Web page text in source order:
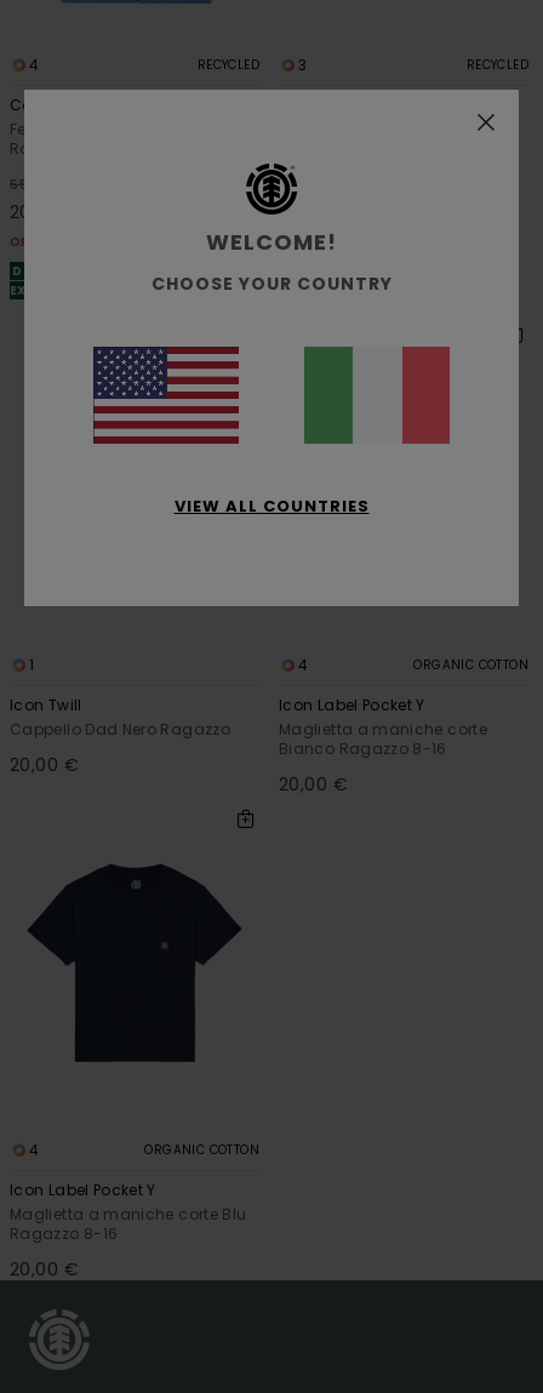
4 RECYCLED
Cornell Classic
Felpa con cappuccio e zip Blu
Ragazzo 8-16
55,00 €
20,62 €
OFFERTE
DOPPIA OFFERTA 25% DI SCONTO
EXTRA
3 RECYCLED
Felpa Grigio Ragazzo 8-16
45,00 €
16,87 €
DOPPIA OFFERTA 25% DI SCONTO
1
Icon Twill
Cappello Dad Nero Ragazzo
20,00 €
4 ORGANIC COTTON
Icon Label Pocket Y
Maglietta a maniche corte
Bianco Ragazzo 8-16
20,00 €
4 ORGANIC COTTON
Icon Label Pocket Y
Maglietta a maniche corte Blu
Ragazzo 8-16
20,00 €
WELCOME!
CHOOSE YOUR COUNTRY
VIEW ALL COUNTRIES